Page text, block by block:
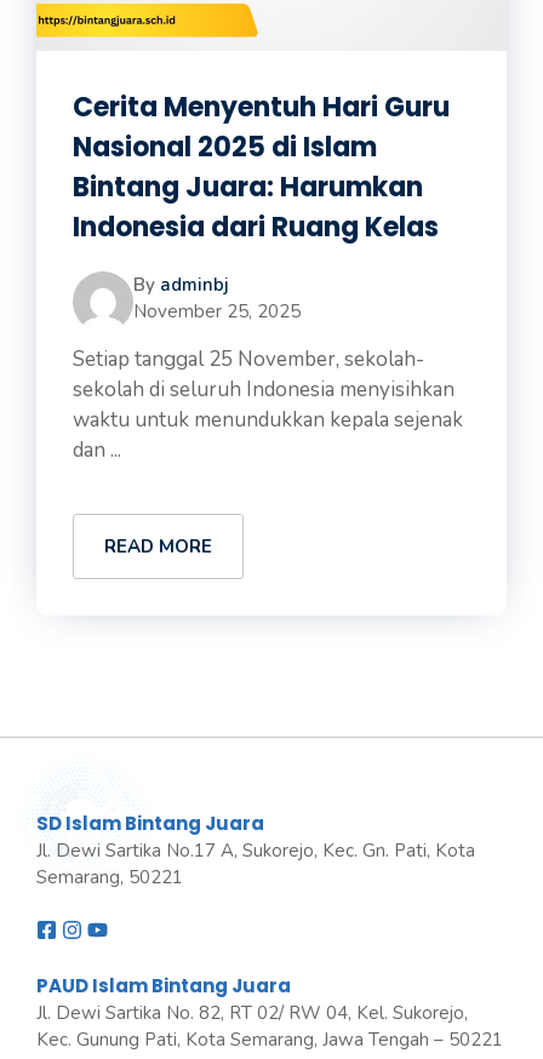
Cerita Menyentuh Hari Guru
Nasional 2025 di Islam
Bintang Juara: Harumkan
Indonesia dari Ruang Kelas
By adminbj
November 25, 2025
Setiap tanggal 25 November, sekolah-
sekolah di seluruh Indonesia menyisihkan
waktu untuk menundukkan kepala sejenak
dan ...
READ MORE
SD Islam Bintang Juara
Jl. Dewi Sartika No.17 A, Sukorejo, Kec. Gn. Pati, Kota
Semarang, 50221
PAUD Islam Bintang Juara
Jl. Dewi Sartika No. 82, RT 02/ RW 04, Kel. Sukorejo,
Kec. Gunung Pati, Kota Semarang, Jawa Tengah – 50221